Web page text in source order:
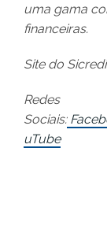
uma gama
financeiras.
Site do
Redes
Sociais:
uTube